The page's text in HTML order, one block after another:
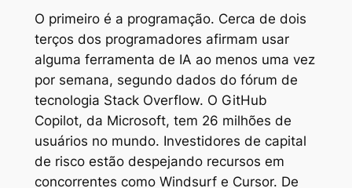
O primeiro é a programação. Cerca de dois
terços dos programadores afirmam usar
alguma ferramenta de IA ao menos uma vez
por semana, segundo dados do fórum de
tecnologia Stack Overflow. O GitHub
Copilot, da Microsoft, tem 26 milhões de
usuários no mundo. Investidores de capital
de risco estão despejando recursos em
concorrentes como Windsurf e Cursor. De